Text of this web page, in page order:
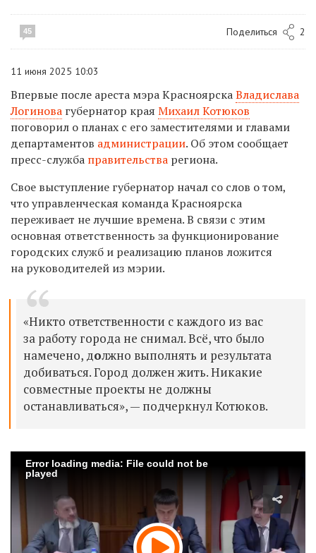
45 Поделиться 2
11 июня 2025 10:03
Впервые после ареста мэра КрасноярскаВладислава
Логинова губернатор края Михаил Котюков
поговорил о планах с его заместителями и главами
департаментов администрации. Об этом сообщает
пресс-служба правительства региона.
Свое выступление губернатор начал со слов о том,
что управленческая команда Красноярска
переживает не лучшие времена. В связи с этим
основная ответственность за функционирование
городских служб и реализацию планов ложится
на руководителей из мэрии.
«Никто ответственности с каждого из вас
за работу города не снимал. Всё, что было
намечено, должно выполнять и результата
добиваться. Город должен жить. Никакие
совместные проекты не должны
останавливаться», — подчеркнул Котюков.
Error loading media: File could not be
played